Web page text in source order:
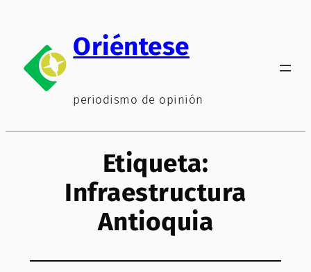
contenido
Oriéntese
periodismo de opinión
Etiqueta:
Infraestructura
Antioquia